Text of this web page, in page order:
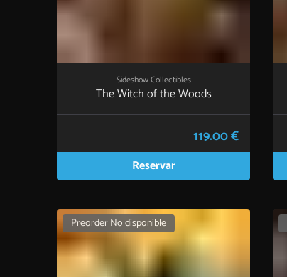
Sideshow Collectibles
The Witch of the Woods
119.00 €
Reservar
Preorder No disponible